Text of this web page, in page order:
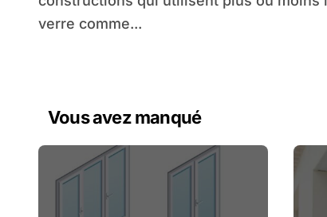
verre comme...
Vous avez manqué